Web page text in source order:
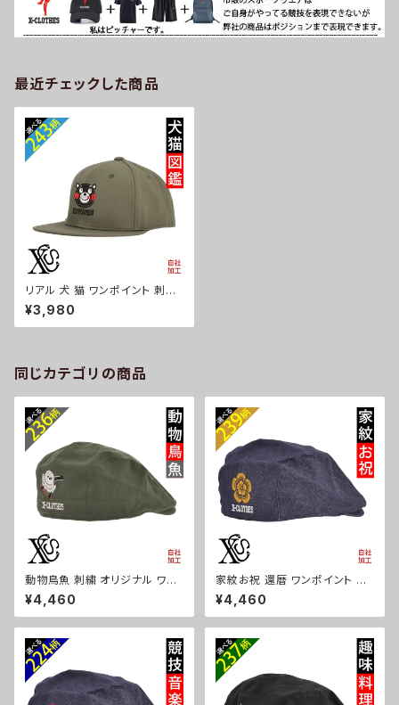
最近チェックした商品
リアル 犬 猫 ワンポイント 刺繍
帽子 ベースボールキャップ バイ
カラー メンズ レディース コット
ン 雑貨 グッズ 自社ブランド 柄
ビションフリーゼ クリスマス ori
-a-cap70-b10-s
¥3,980
同じカテゴリの商品
動物鳥魚 刺繍 オリジナル ワン
ポイント 帽子 コットン ハンチン
グ メンズ レディース インナーメ
ッシュ 雑貨 グッズ 自社ブランド
ap68-b06-s
¥4,460
家紋お祝 還暦 ワンポイント 刺
繍 帽子 コットン ハンチング メ
ンズ レディース インナーメッシ
ュ 雑貨 グッズ 自社ブランド 柄
花 木瓜 蔦 桐 クリスマス ori-a
-cap68-b07-s
¥4,460